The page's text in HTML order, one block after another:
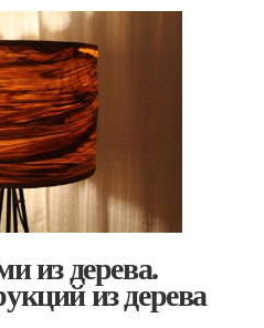
из дерева.
из дерева